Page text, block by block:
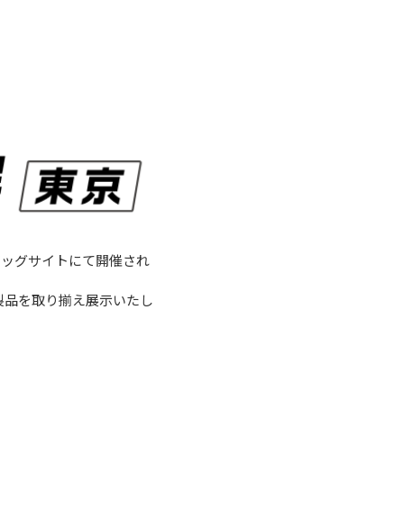
グサイトにて開催され
を取り揃え展示いたし